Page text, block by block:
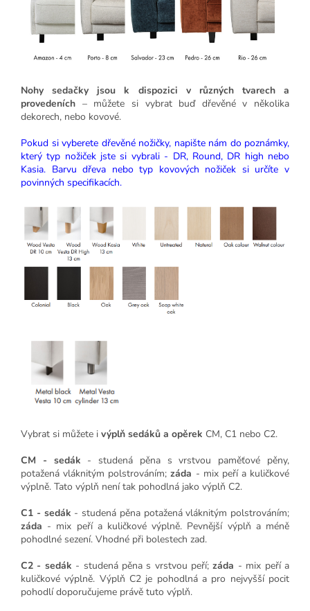
Nohy sedačky jsou k dispozici v různých tvarech a
provedeních – můžete si vybrat buď dřevěné v několika
dekorech, nebo kovové.
Pokud si vyberete dřevěné nožičky, napište nám do poznámky,
který typ nožiček jste si vybrali - DR, Round, DR high nebo
Kasia. Barvu dřeva nebo typ kovových nožiček si určíte v
povinných specifikacích.
Vybrat si můžete i výplň sedáků a opěrek CM, C1 nebo C2.
CM - sedák - studená pěna s vrstvou paměťové pěny,
potažená vláknitým polstrováním;záda - mix peří a kuličkové
výplně. Tato výplň není tak pohodlná jako výplň C2.
C1 - sedák - studená pěna potažená vláknitým polstrováním;
záda - mix peří a kuličkové výplně. Pevnější výplň a méně
pohodlné sezení. Vhodné při bolestech zad.
C2 - sedák - studená pěna s vrstvou peří;záda - mix peří a
kuličkové výplně. Výplň C2 je pohodlná a pro nejvyšší pocit
pohodlí doporučujeme právě tuto výplň.